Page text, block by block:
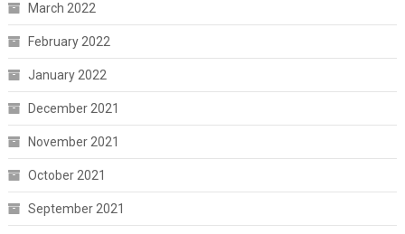
March 2022
February 2022
January 2022
December 2021
November 2021
October 2021
September 2021